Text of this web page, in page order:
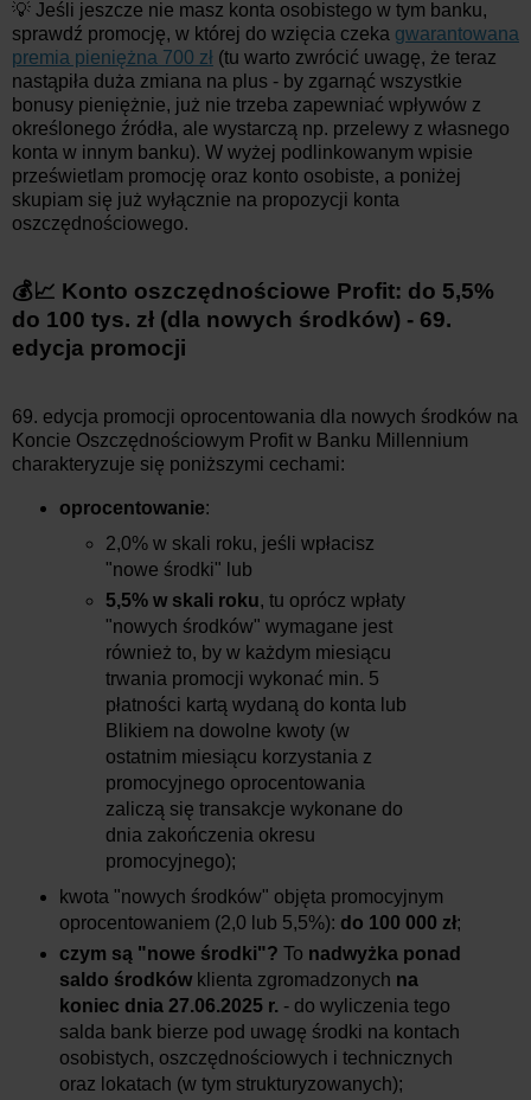
💡 Jeśli jeszcze nie masz konta osobistego w tym banku,
sprawdź promocję, w której do wzięcia czeka gwarantowana
premia pieniężna 700 zł (tu warto zwrócić uwagę, że teraz
nastąpiła duża zmiana na plus - by zgarnąć wszystkie
bonusy pieniężnie, już nie trzeba zapewniać wpływów z
określonego źródła, ale wystarczą np. przelewy z własnego
konta w innym banku). W wyżej podlinkowanym wpisie
prześwietlam promocję oraz konto osobiste, a poniżej
skupiam się już wyłącznie na propozycji konta
oszczędnościowego.
💰📈 Konto oszczędnościowe Profit: do 5,5%
do 100 tys. zł (dla nowych środków) - 69.
edycja promocji
69. edycja promocji oprocentowania dla nowych środków na
Koncie Oszczędnościowym Profit w Banku Millennium
charakteryzuje się poniższymi cechami:
oprocentowanie:
2,0% w skali roku, jeśli wpłacisz
"nowe środki" lub
5,5% w skali roku, tu oprócz wpłaty
"nowych środków" wymagane jest
również to, by w każdym miesiącu
trwania promocji wykonać min. 5
płatności kartą wydaną do konta lub
Blikiem na dowolne kwoty (w
ostatnim miesiącu korzystania z
promocyjnego oprocentowania
zaliczą się transakcje wykonane do
dnia zakończenia okresu
promocyjnego);
kwota "nowych środków" objęta promocyjnym
oprocentowaniem (2,0 lub 5,5%): do 100 000 zł;
czym są "nowe środki"? To nadwyżka ponad
saldo środkówklienta zgromadzonych na
koniec dnia 27.06.2025 r. - do wyliczenia tego
salda bank bierze pod uwagę środki na kontach
osobistych, oszczędnościowych i technicznych
oraz lokatach (w tym strukturyzowanych);